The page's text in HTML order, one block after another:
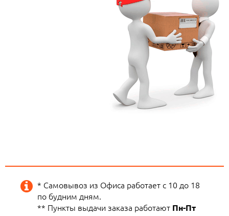
* Самовывоз из Офиса работает с 10 до 18
по будним дням.
** Пункты выдачи заказа работают Пн-Пт